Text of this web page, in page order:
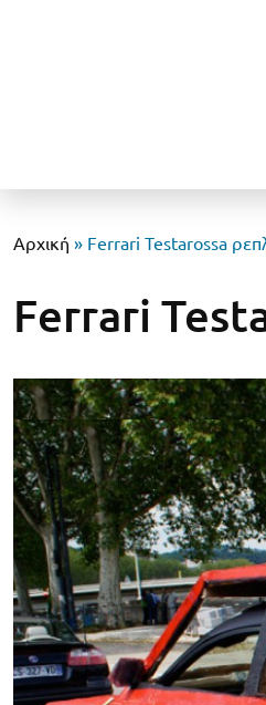
Αρχική » Ferrari Testarossa
Ferrari